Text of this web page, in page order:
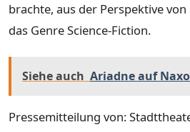
brachte, aus der Perspektive
das Genre Science-Fiction.
Siehe auch Ariadne auf
Pressemitteilung von: